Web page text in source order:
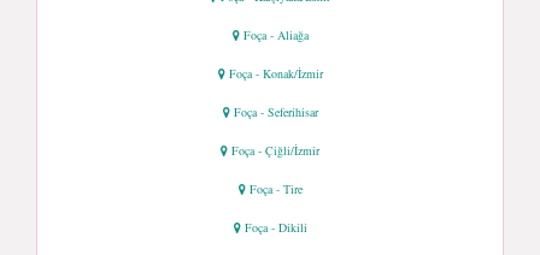
Foça - Aliağa
Foça - Konak/İzmir
Foça - Seferihisar
Foça - Çiğli/İzmir
Foça - Tire
Foça - Dikili